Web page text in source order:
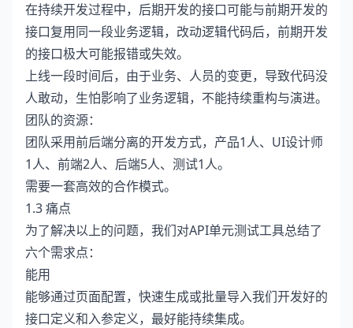
在持续开发过程中，后期开发的接口可能与前期开发的
接口复用同一段业务逻辑，改动逻辑代码后，前期开发
的接口极大可能报错或失效。
上线一段时间后，由于业务、人员的变更，导致代码没
人敢动，生怕影响了业务逻辑，不能持续重构与演进。
团队的资源：
团队采用前后端分离的开发方式，产品1人、UI设计师
1人、前端2人、后端5人、测试1人。
需要一套高效的合作模式。
1.3 痛点
为了解决以上的问题，我们对API单元测试工具总结了
六个需求点：
能用
能够通过页面配置，快速生成或批量导入我们开发好的
接口定义和入参定义，最好能持续集成。